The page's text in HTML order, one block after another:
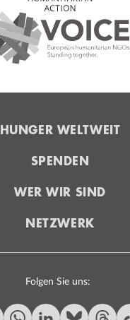
HUNGER WELTWEIT
SPENDEN
WER WIR SIND
NETZWERK
Folgen Sie uns: